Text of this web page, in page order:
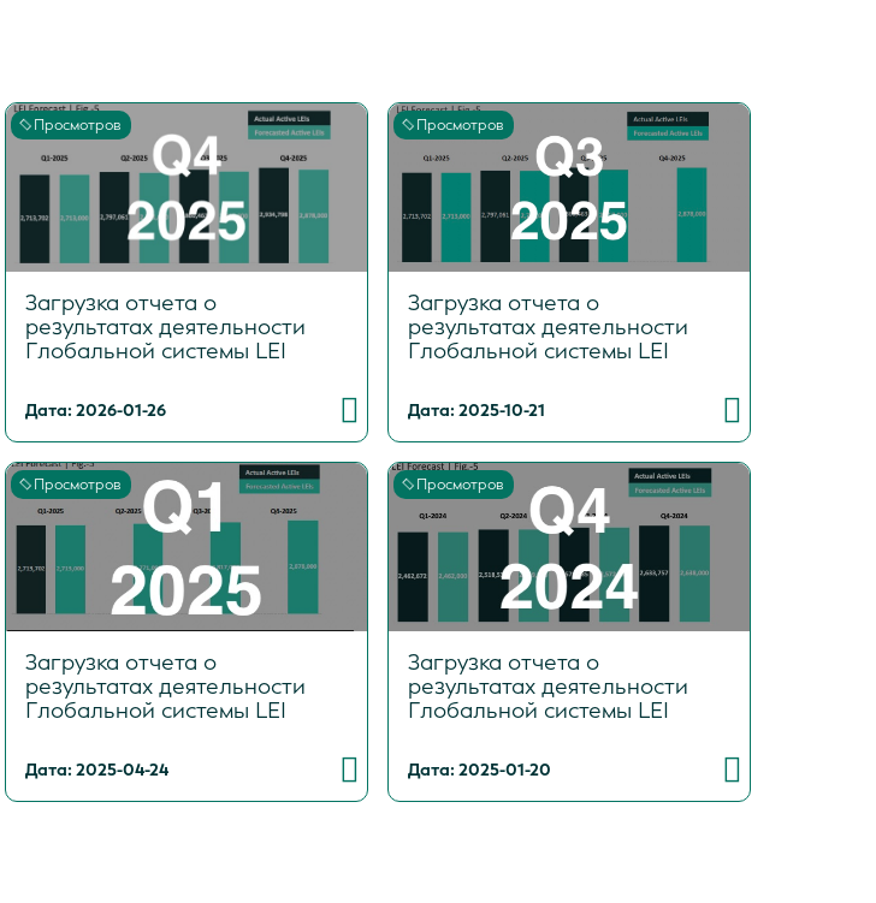
Просмотров
Загрузка отчета о
результатах деятельности
Глобальной системы LEI
Дата: 2026-01-26
Просмотров
Загрузка отчета о
результатах деятельности
Глобальной системы LEI
Дата: 2025-10-21
Просмотров
Загрузка отчета о
результатах деятельности
Глобальной системы LEI
Дата: 2025-04-24
Просмотров
Загрузка отчета о
результатах деятельности
Глобальной системы LEI
Дата: 2025-01-20